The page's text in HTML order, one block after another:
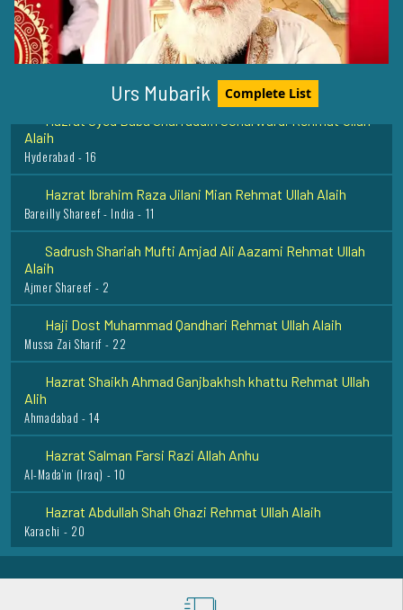
Urs Mubarik Complete List
DI khan - Kalachi - 7
Hazrat Shaikh Junaid Baghdadi (Radi Allah Anhu)
Baghdad Shareef - 27
Hazrat Syed Baba Sharfuddin Soharwardi Rehmat Ullah
Alaih
Hyderabad - 16
Hazrat Ibrahim Raza Jilani Mian Rehmat Ullah Alaih
Bareilly Shareef - India - 11
Sadrush Shariah Mufti Amjad Ali Aazami Rehmat Ullah
Alaih
Ajmer Shareef - 2
Haji Dost Muhammad Qandhari Rehmat Ullah Alaih
Mussa Zai Sharif - 22
Hazrat Shaikh Ahmad Ganjbakhsh khattu Rehmat Ullah
Alih
Ahmadabad - 14
Hazrat Salman Farsi Razi Allah Anhu
Al-Mada'in (Iraq) - 10
Hazrat Abdullah Shah Ghazi Rehmat Ullah Alaih
Karachi - 20
Hazrat Abul Mustafa Ghulam Muhammad Malkani Razi